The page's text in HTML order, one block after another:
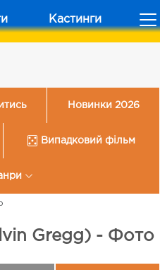
Кастинги
Новинки 2026
Випадковий фільм
Gregg) - Фото